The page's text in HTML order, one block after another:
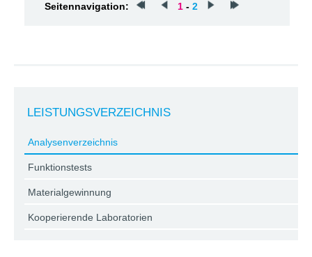
Seitennavigation: 1 - 2
LEISTUNGSVERZEICHNIS
Analysenverzeichnis
Funktionstests
Materialgewinnung
Kooperierende Laboratorien